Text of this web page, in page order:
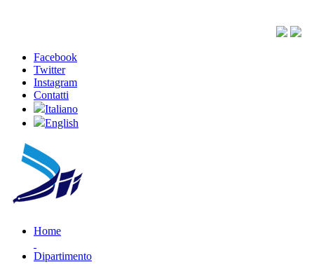
Facebook
Twitter
Instagram
Contatti
Italiano
English
Home
Dipartimento